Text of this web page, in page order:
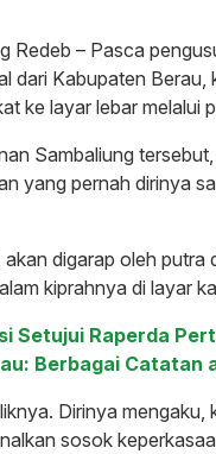
Redeb – Pasca
dari Kabupaten Berau,
ke layar lebar melalui
Sambaliung
yang pernah dirinya
digarap oleh putra
kiprahnya di layar
Setujui Raperda
Berbagai Catatan
Dirinya mengaku,
sosok